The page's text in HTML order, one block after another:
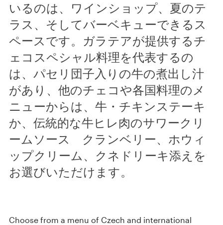
いるのは、ワインショップ、夏のテ
ラス、そしてバーベキューできるス
ペースです。ガラテアが提供するチ
ェコスペシャル料理を代表するの
は、パセリ団子入りの牛の煮出し汁
があり、他のチェコや各国料理のメ
ニューからは、牛・チキンステーキ
か、伝統的な牛ヒレ肉のサワークリ
ームソース クランベリー、ホウィ
ップクリーム、クネドリーキ添えを
お選びいただけます。
Choose from a menu of Czech and international